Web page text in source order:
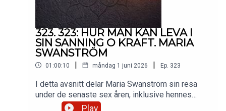
323. 323: HUR MAN KAN LEVA I
SIN SANNING O KRAFT. MARIA
SWANSTRÖM
01:00:10 | måndag 1 juni 2026 | Ep. 323
I detta avsnitt delar Maria Swanström sin resa
under de senaste sex åren, inklusive hennes
arbete med charmanskvilling, meditation,
Play